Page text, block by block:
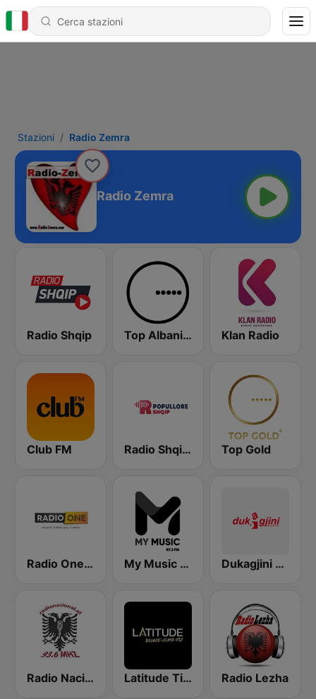
Stazioni Radio Zemra
Radio Zemra
Radio Shqip Top Albania Radio Klan Radio
Club FM Radio Shqip Popullore Top Gold
Radio One Albania My Music Radio Dukagjini Radio
Radio Nacional 93.6 Latitude Tirana Radio Lezha